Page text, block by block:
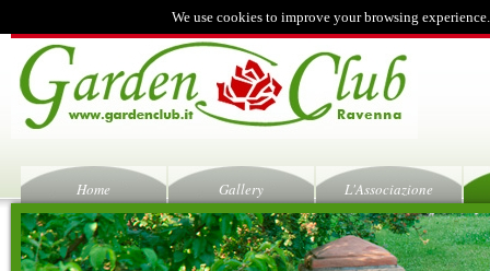
We use cookies to improve your browsing
Home Gallery L'Associazione